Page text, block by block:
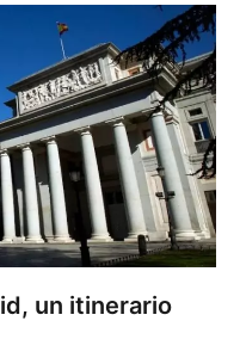
un itinerario